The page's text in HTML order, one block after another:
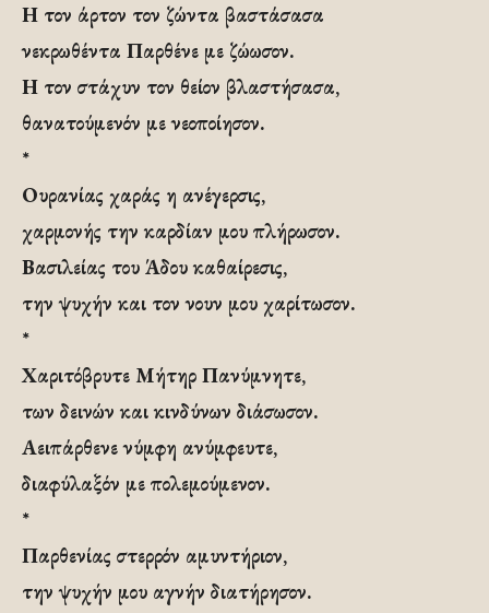
Η τον άρτον τον ζώντα βαστάσασα
νεκρωθέντα Παρθένε με ζώωσον.
Η τον στάχυν τον θείον βλαστήσασα,
θανατούμενόν με νεοποίησον.
*
Ουρανίας χαράς η ανέγερσις,
χαρμονής την καρδίαν μου πλήρωσον.
Βασιλείας του Άδου καθαίρεσις,
την ψυχήν και τον νουν μου χαρίτωσον.
*
Χαριτόβρυτε Μήτηρ Πανύμνητε,
των δεινών και κινδύνων διάσωσον.
Αειπάρθενε νύμφη ανύμφευτε,
διαφύλαξόν με πολεμούμενον.
*
Παρθενίας στερρόν αμυντήριον,
την ψυχήν μου αγνήν διατήρησον.